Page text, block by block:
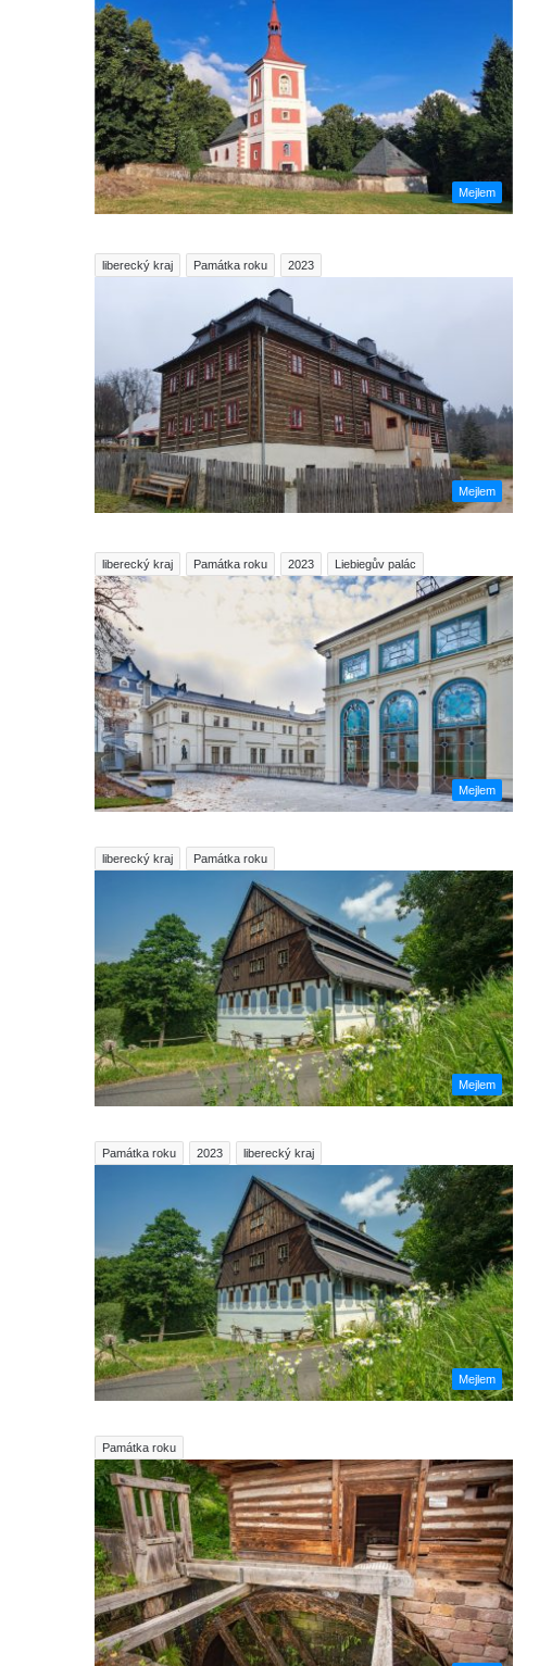
Mejlem
liberecký kraj Památka roku 2023
Mejlem
liberecký kraj Památka roku 2023 Liebiegův palác
Mejlem
liberecký kraj Památka roku
Mejlem
Památka roku 2023 liberecký kraj
Mejlem
Památka roku